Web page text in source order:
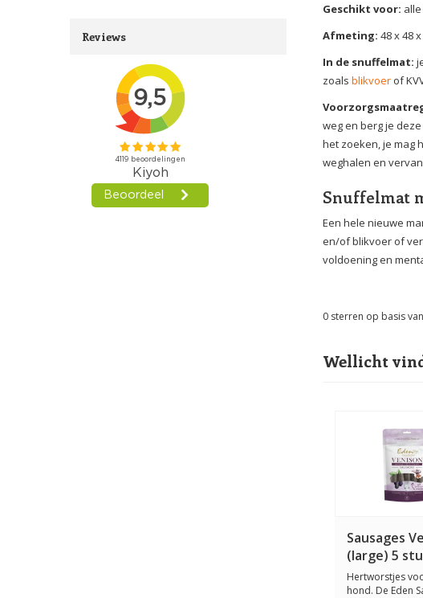
Reviews
Geschikt voor:
Afmeting: 48 x 48
In de snuffelmat:
zoals blikvoer of
weg en berg je
het zoeken, je mag
weghalen en
Snuffelmat
Een hele nieuwe
en/of blikvoer of
voldoening en
0 sterren op basis van
Wellicht
Sausages
(large) 5
Hertworstjes
hond. De Eden